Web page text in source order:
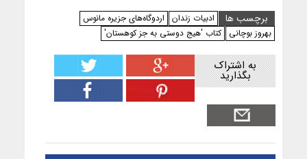
برچسب ها
ادبیات زندان
اردوگاه‌های جزیره مانوس
بهروز بوچانی
‌کتاب 'هیج دوستی به جز کوهستان'
به اشتراک
بگذارید